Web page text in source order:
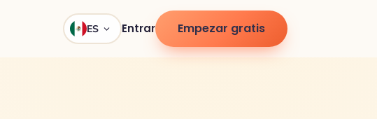
ES Entrar Empezar gratis